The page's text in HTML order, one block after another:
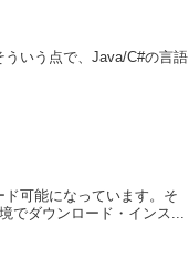
いう点で、Java/C#の言語
可能になっています。そ
でダウンロード・インス...